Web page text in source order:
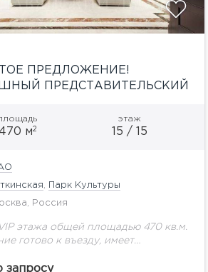
ПРЕДЛОЖЕНИЕ!
ПРЕДСТАВИТЕЛЬСКИЙ
м2
этаж
15 / 15
Парк Культуры
Россия
этажа общей площадью 470 кв.м.
готово к въезду, имеет
приточно-вытяжная система
запросу